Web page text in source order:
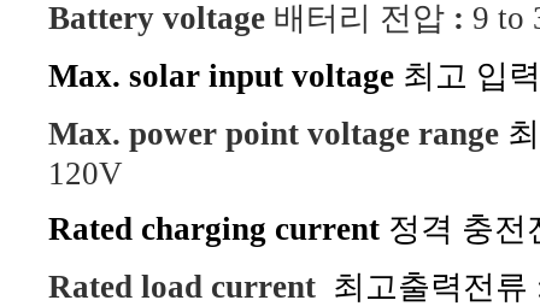
Battery voltage 배터리 전압 : 9 to
Max. solar input voltage 최고 입
Max. power point voltage range
120V
Rated charging current 정격 충전
Rated load current 최고출력전류